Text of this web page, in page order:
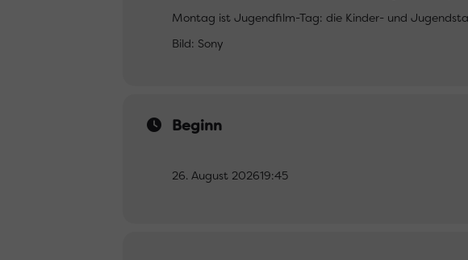
Montag ist Jugendfilm-Tag: die Kinder- und
Bild: Sony
Beginn
26. August 202619:45